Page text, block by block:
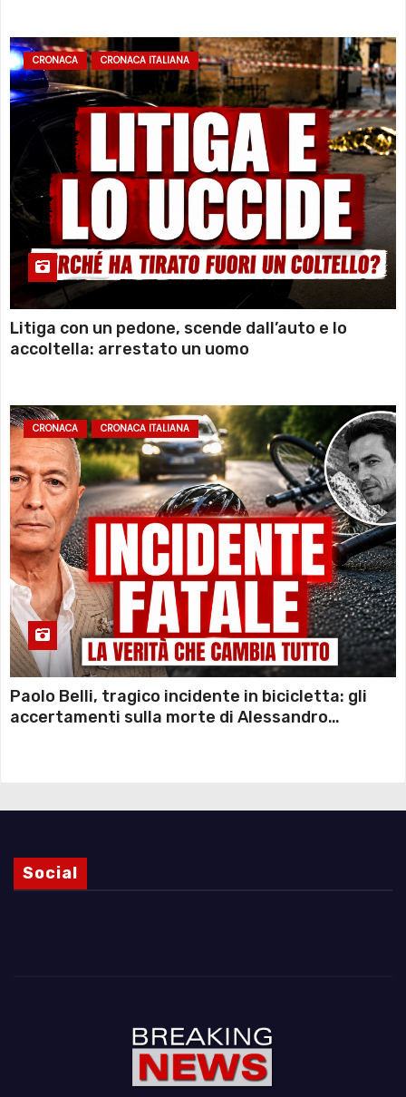
CRONACA CRONACA ITALIANA
Litiga con un pedone, scende dall’auto e lo
accoltella: arrestato un uomo
CRONACA CRONACA ITALIANA
Paolo Belli, tragico incidente in bicicletta: gli
accertamenti sulla morte di Alessandro
Social